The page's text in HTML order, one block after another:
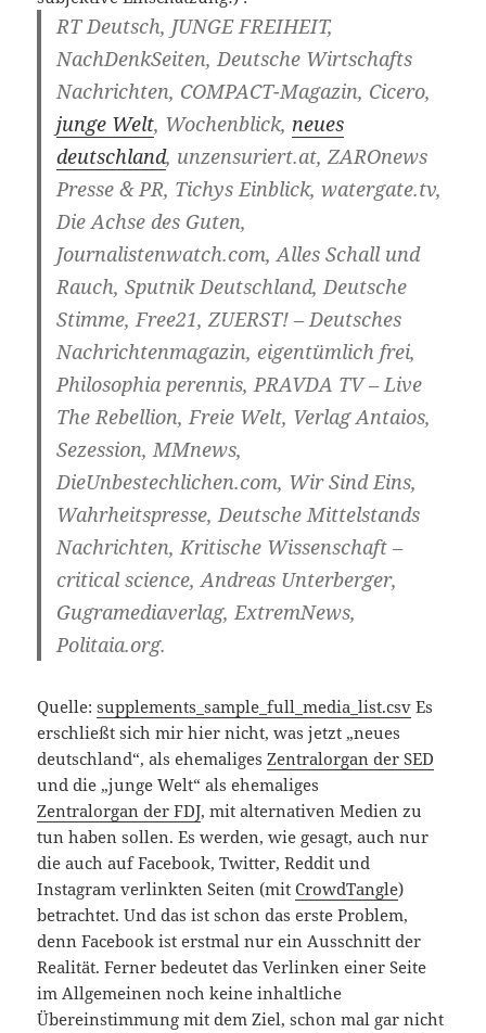
RT Deutsch, JUNGE FREIHEIT,
NachDenkSeiten, Deutsche Wirtschafts
Nachrichten, COMPACT-Magazin, Cicero,
junge Welt, Wochenblick, neues
deutschland, unzensuriert.at, ZAROnews
Presse & PR, Tichys Einblick, watergate.tv,
Die Achse des Guten,
Journalistenwatch.com, Alles Schall und
Rauch, Sputnik Deutschland, Deutsche
Stimme, Free21, ZUERST! – Deutsches
Nachrichtenmagazin, eigentümlich frei,
Philosophia perennis, PRAVDA TV – Live
The Rebellion, Freie Welt, Verlag Antaios,
Sezession, MMnews,
DieUnbestechlichen.com, Wir Sind Eins,
Wahrheitspresse, Deutsche Mittelstands
Nachrichten, Kritische Wissenschaft –
critical science, Andreas Unterberger,
Gugramediaverlag, ExtremNews,
Politaia.org.
Quelle:supplements_sample_full_media_list.csv Es
erschließt sich mir hier nicht, was jetzt „neues
deutschland“, als ehemaligesZentralorgan der SED
und die „junge Welt“ als ehemaliges
Zentralorgan der FDJ, mit alternativen Medien zu
tun haben sollen. Es werden, wie gesagt, auch nur
die auch auf Facebook, Twitter, Reddit und
Instagram verlinkten Seiten (mitCrowdTangle)
betrachtet. Und das ist schon das erste Problem,
denn Facebook ist erstmal nur ein Ausschnitt der
Realität. Ferner bedeutet das Verlinken einer Seite
im Allgemeinen noch keine inhaltliche
Übereinstimmung mit dem Ziel, schon mal gar nicht